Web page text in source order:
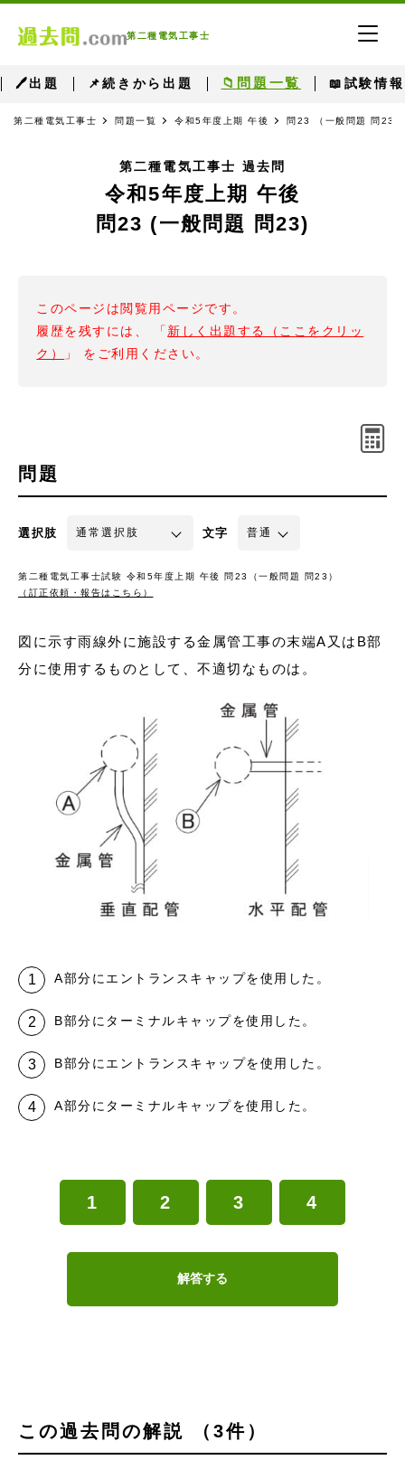
第二種電気工事士
🖊出題 📌続きから出題 📁問題一覧 📖試験情報
第二種電気工事士 問題一覧 令和5年度上期 午後 問23 （一般問題 問23）
第二種電気工事士 過去問
令和5年度上期 午後
問23 (一般問題 問23)
このページは閲覧用ページです。
履歴を残すには、 「 新しく出題する（ここをクリッ
ク）
」 をご利用ください。
問題
選択肢 文字
第二種電気工事士試験 令和5年度上期 午後 問23（一般問題 問23）
（訂正依頼・報告はこちら）
図に示す雨線外に施設する金属管工事の末端A又はB部
分に使用するものとして、不適切なものは。
A部分にエントランスキャップを使用した。
B部分にターミナルキャップを使用した。
B部分にエントランスキャップを使用した。
A部分にターミナルキャップを使用した。
1 2 3 4
解答する
この過去問の解説 （3件）